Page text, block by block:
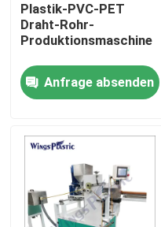
Heim
Produkte
Über uns
Fabrik-Ausflug
Plastik-PVC-PET
Draht-Rohr-
Produktionsmaschine
Anfrage absenden